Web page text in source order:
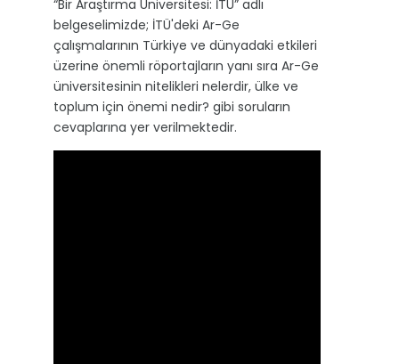
“Bir Araştırma Üniversitesi: İTÜ” adlı
belgeselimizde; İTÜ'deki Ar-Ge
çalışmalarının Türkiye ve dünyadaki etkileri
üzerine önemli röportajların yanı sıra Ar-Ge
üniversitesinin nitelikleri nelerdir, ülke ve
toplum için önemi nedir? gibi soruların
cevaplarına yer verilmektedir.